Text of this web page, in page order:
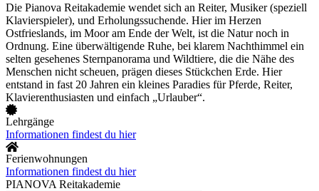
Die Pianova Reitakademie wendet sich an Reiter, Musiker (speziell
Klavierspieler), und Erholungssuchende. Hier im Herzen
Ostfrieslands, im Moor am Ende der Welt, ist die Natur noch in
Ordnung. Eine überwältigende Ruhe, bei klarem Nachthimmel ein
selten gesehenes Sternpanorama und Wildtiere, die die Nähe des
Menschen nicht scheuen, prägen dieses Stückchen Erde. Hier
entstand in fast 20 Jahren ein kleines Paradies für Pferde, Reiter,
Klavierenthusiasten und einfach „Urlauber“.
Lehrgänge
Informationen findest du hier
Ferienwohnungen
Informationen findest du hier
PIANOVA Reitakademie